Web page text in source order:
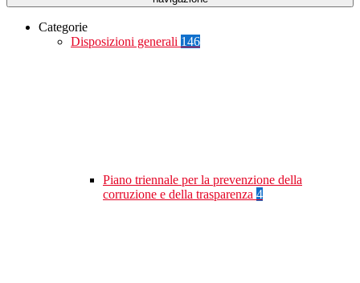
Categorie
Disposizioni generali 146
Piano triennale per la prevenzione della
corruzione e della trasparenza 4